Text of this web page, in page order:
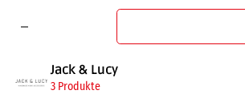
Jack & Lucy
3 Produkte